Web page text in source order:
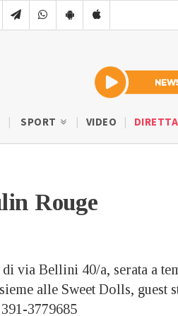
SPORT VIDEO
Rouge
via Bellini 40/a, serata a
alle Sweet Dolls, guest
3779685